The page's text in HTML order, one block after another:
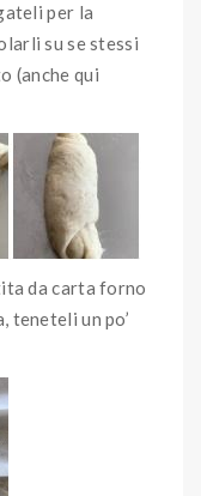
per la
su se stessi
(anche qui
da carta forno
teneteli un po’